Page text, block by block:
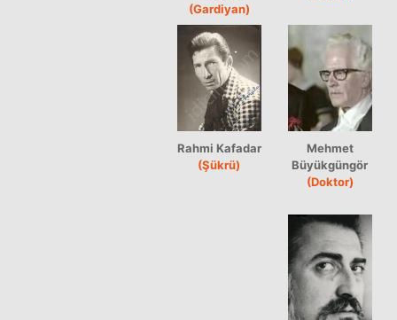
(Gardiyan)
Rahmi Kafadar
(Şükrü)
Mehmet
Büyükgüngör
(Doktor)